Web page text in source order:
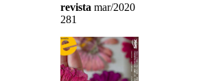
revista mar/2020
281